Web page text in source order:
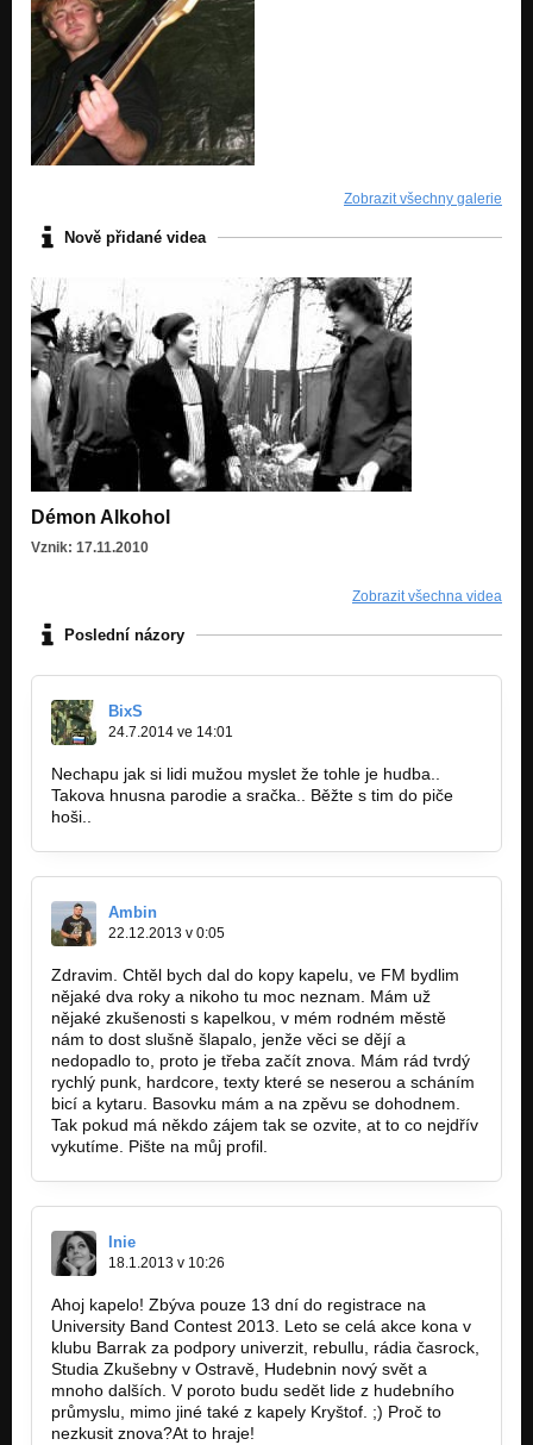
Zobrazit všechny galerie
Nově přidané videa
Démon Alkohol
Vznik: 17.11.2010
Zobrazit všechna videa
Poslední názory
BixS
24.7.2014 ve 14:01
Nechapu jak si lidi mužou myslet že tohle je hudba..
Takova hnusna parodie a sračka.. Běžte s tim do piče
hoši..
Ambin
22.12.2013 v 0:05
Zdravim. Chtěl bych dal do kopy kapelu, ve FM bydlim
nějaké dva roky a nikoho tu moc neznam. Mám už
nějaké zkušenosti s kapelkou, v mém rodném městě
nám to dost slušně šlapalo, jenže věci se dějí a
nedopadlo to, proto je třeba začít znova. Mám rád tvrdý
rychlý punk, hardcore, texty které se neserou a scháním
bicí a kytaru. Basovku mám a na zpěvu se dohodnem.
Tak pokud má někdo zájem tak se ozvite, at to co nejdřív
vykutíme. Pište na můj profil.
Inie
18.1.2013 v 10:26
Ahoj kapelo! Zbýva pouze 13 dní do registrace na
University Band Contest 2013. Leto se celá akce kona v
klubu Barrak za podpory univerzit, rebullu, rádia časrock,
Studia Zkušebny v Ostravě, Hudebnin nový svět a
mnoho dalších. V poroto budu sedět lide z hudebního
průmyslu, mimo jiné také z kapely Kryštof. ;) Proč to
nezkusit znova?At to hraje!